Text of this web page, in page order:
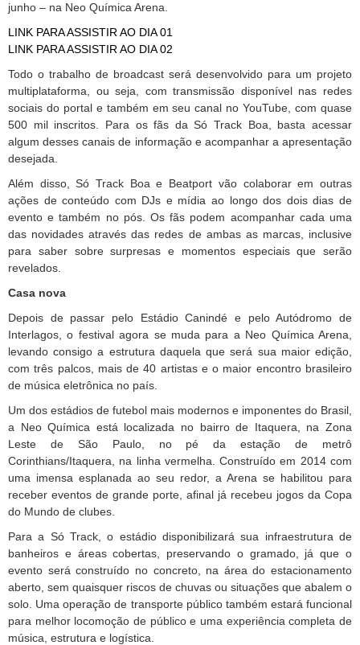
junho – na Neo Química Arena.
LINK PARA ASSISTIR AO DIA 01
LINK PARA ASSISTIR AO DIA 02
Todo o trabalho de broadcast será desenvolvido para um projeto
multiplataforma, ou seja, com transmissão disponível nas redes
sociais do portal e também em seu canal no YouTube, com quase
500 mil inscritos. Para os fãs da Só Track Boa, basta acessar
algum desses canais de informação e acompanhar a apresentação
desejada.
Além disso, Só Track Boa e Beatport vão colaborar em outras
ações de conteúdo com DJs e mídia ao longo dos dois dias de
evento e também no pós. Os fãs podem acompanhar cada uma
das novidades através das redes de ambas as marcas, inclusive
para saber sobre surpresas e momentos especiais que serão
revelados.
Casa nova
Depois de passar pelo Estádio Canindé e pelo Autódromo de
Interlagos, o festival agora se muda para a Neo Química Arena,
levando consigo a estrutura daquela que será sua maior edição,
com três palcos, mais de 40 artistas e o maior encontro brasileiro
de música eletrônica no país.
Um dos estádios de futebol mais modernos e imponentes do Brasil,
a Neo Química está localizada no bairro de Itaquera, na Zona
Leste de São Paulo, no pé da estação de metrô
Corinthians/Itaquera, na linha vermelha. Construído em 2014 com
uma imensa esplanada ao seu redor, a Arena se habilitou para
receber eventos de grande porte, afinal já recebeu jogos da Copa
do Mundo de clubes.
Para a Só Track, o estádio disponibilizará sua infraestrutura de
banheiros e áreas cobertas, preservando o gramado, já que o
evento será construído no concreto, na área do estacionamento
aberto, sem quaisquer riscos de chuvas ou situações que abalem o
solo. Uma operação de transporte público também estará funcional
para melhor locomoção de público e uma experiência completa de
música, estrutura e logística.